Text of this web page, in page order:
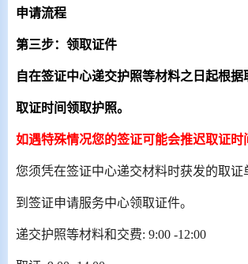
申请流程
第三步：领取证件
自在签证中心递交护照等材料之日起根
取证时间领取护照。
如遇特殊情况您的签证可能会推迟取证时
您须凭在签证中心递交材料时获发的取证
到签证申请服务中心领取证件。
递交护照等材料和交费: 9:00 -12:00